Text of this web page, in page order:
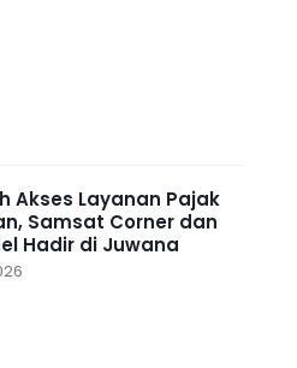
Akses Layanan Pajak
Samsat Corner dan
Hadir di Juwana